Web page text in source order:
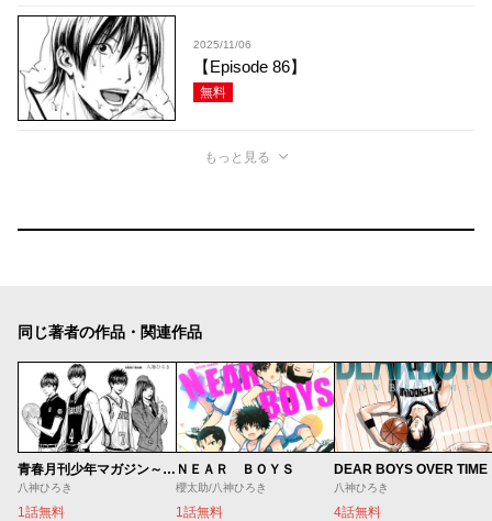
2025/11/06
【Episode 86】
無料
もっと見る
同じ著者の作品・関連作品
青春月刊少年マガジン～八神デビュー秘話～
八神ひろき
1話無料
ＮＥＡＲ ＢＯＹＳ
櫻太助/八神ひろき
1話無料
DEAR BOYS OVER TIME
八神ひろき
4話無料